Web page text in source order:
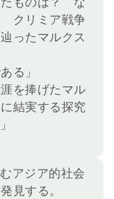
クリミア戦争
ったマルクス
る」
を捧げたマル
結実する探究
アジア的社会
見する。